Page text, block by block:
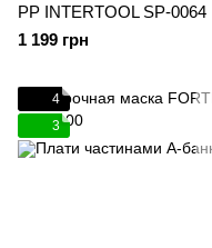
РР INTERTOOL SP-0064
1 199 грн
4
3